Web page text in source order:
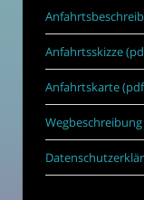
Anfahrtsskizze
Anfahrtskarte